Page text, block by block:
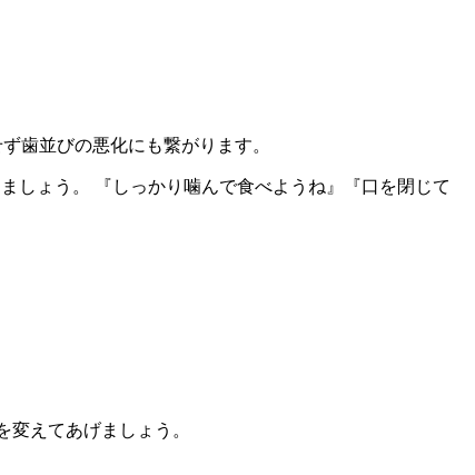
歯並びの悪化にも繋がります。
しょう。 『しっかり噛んで食べようね』『口を閉じて
えてあげましょう。